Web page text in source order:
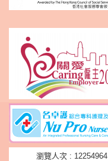
瀏覽人次 : 12254964